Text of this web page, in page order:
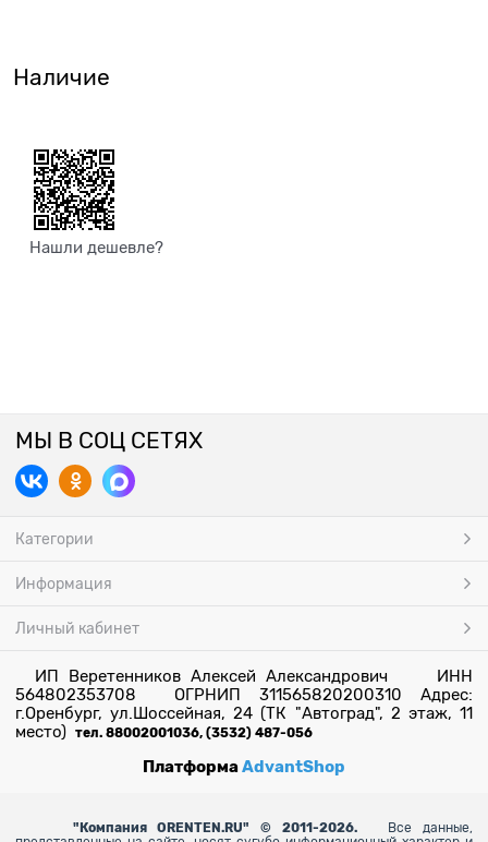
Наличие
Нашли дешевле?
МЫ В СОЦ СЕТЯХ
Категории
Информация
Личный кабинет
ИП Веретенников Алексей Александрович ИНН
564802353708 ОГРНИП 311565820200310 Адрес:
г.Оренбург, ул.Шоссейная, 24 (ТК "Автоград", 2 этаж, 11
место) тел. 88002001036, (3532) 487-056
ПлатформаAdvantShop
" Компания ORENTEN.RU" © 2011-2026.
Все данные,